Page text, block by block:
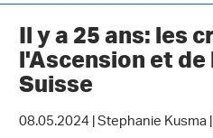
Il y a 25 ans: les
l'Ascension et de
Suisse
08.05.2024 | Stephanie Kusma |